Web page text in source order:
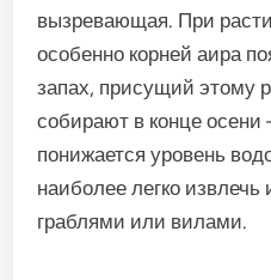
вызревающая. При
особенно корней аира
запах, присущий этому
собирают в конце
понижается уровень
наиболее легко извлечь
граблями или вилами.